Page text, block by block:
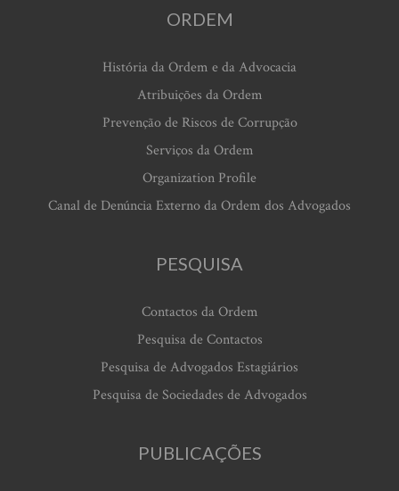
ORDEM
História da Ordem e da Advocacia
Atribuições da Ordem
Prevenção de Riscos de Corrupção
Serviços da Ordem
Organization Profile
Canal de Denúncia Externo da Ordem dos Advogados
PESQUISA
Contactos da Ordem
Pesquisa de Contactos
Pesquisa de Advogados Estagiários
Pesquisa de Sociedades de Advogados
PUBLICAÇÕES